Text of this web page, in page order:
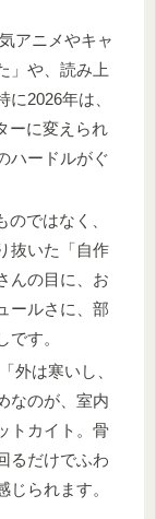
アニメやキャ
」や、読み上
2026年は、
ーに変えられ
ハードルがぐ
のではなく、
抜いた「自作
んの目に、お
ールさに、部
す。
外は寒いし、
なのが、室内
トカイト。骨
るだけでふわ
られます。